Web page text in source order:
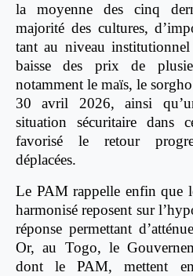
la moyenne des cinq
majorité des cultures,
tant au niveau
baisse des prix de
notamment le maïs, le
30 avril 2026, ainsi
situation sécuritaire dans
favorisé le retour
déplacées.
Le PAM rappelle enfin que
harmonisé reposent sur
réponse permettant
Or, au Togo, le
dont le PAM, mettent